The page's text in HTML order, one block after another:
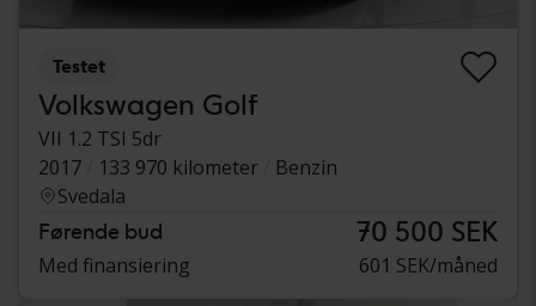
Testet
Volkswagen Golf
VII 1.2 TSI 5dr
2017
133 970 kilometer
Benzin
Svedala
Førende bud 70 500 SEK
Med finansiering 601 SEK/måned